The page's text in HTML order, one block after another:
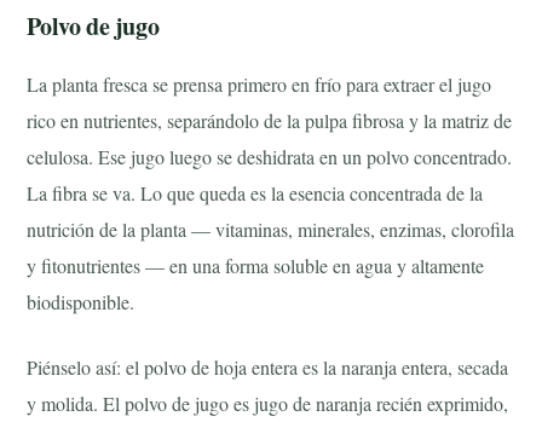
Polvo de jugo
La planta fresca se prensa primero en frío para extraer el jugo
rico en nutrientes, separándolo de la pulpa fibrosa y la matriz de
celulosa. Ese jugo luego se deshidrata en un polvo concentrado.
La fibra se va. Lo que queda es la esencia concentrada de la
nutrición de la planta — vitaminas, minerales, enzimas, clorofila
y fitonutrientes — en una forma soluble en agua y altamente
biodisponible.
Piénselo así: el polvo de hoja entera es la naranja entera, secada
y molida. El polvo de jugo es jugo de naranja recién exprimido,